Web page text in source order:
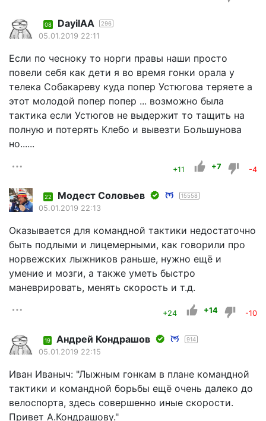
08 DayilAA 296
05.01.2019 22:11
Если по чесноку то норги правы наши просто
повели себя как дети я во время гонки орала у
телека Собакареву куда попер Устюгова теряете а
этот молодой попер попер ... возможно была
тактика если Устюгов не выдержит то тащить на
полную и потерять Клебо и вывезти Большунова
но......
+11 +7 -4
22 Модест Соловьев 15558
05.01.2019 22:13
Оказывается для командной тактики недостаточно
быть подлыми и лицемерными, как говорили про
норвежских лыжников раньше, нужно ещё и
умение и мозги, а также уметь быстро
маневрировать, менять скорость и т.д.
+24 +14 -10
19 Андрей Кондрашов 914
05.01.2019 22:15
Иван Иваныч: "Лыжным гонкам в плане командной
тактики и командной борьбы ещё очень далеко до
велоспорта, здесь совершенно иные скорости.
Привет А.Кондрашову."